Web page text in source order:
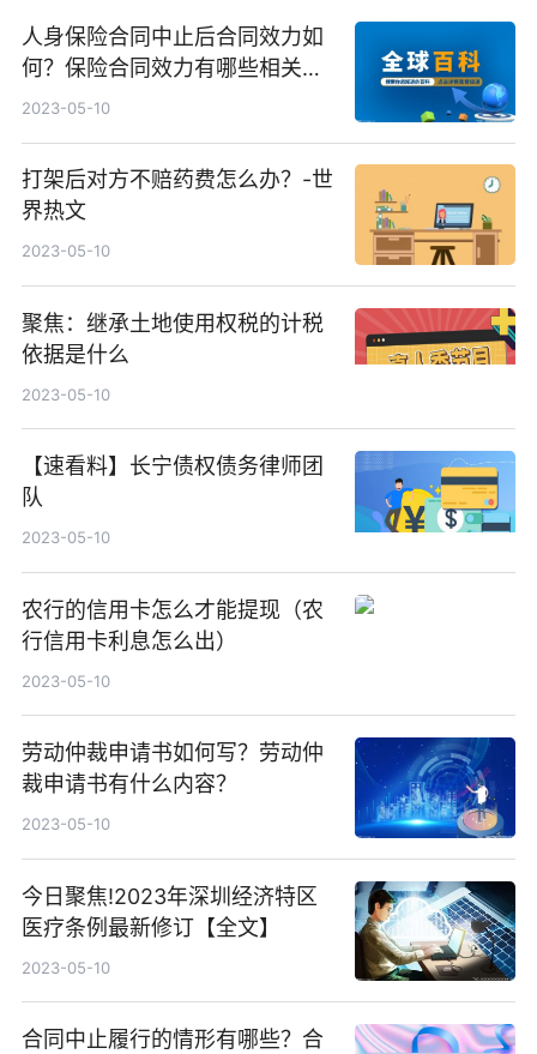
人身保险合同中止后合同效力如
何？保险合同效力有哪些相关规
定？
2023-05-10
打架后对方不赔药费怎么办？-世
界热文
2023-05-10
聚焦：继承土地使用权税的计税
依据是什么
2023-05-10
【速看料】长宁债权债务律师团
队
2023-05-10
农行的信用卡怎么才能提现（农
行信用卡利息怎么出）
2023-05-10
劳动仲裁申请书如何写？劳动仲
裁申请书有什么内容？
2023-05-10
今日聚焦!2023年深圳经济特区
医疗条例最新修订【全文】
2023-05-10
合同中止履行的情形有哪些？合